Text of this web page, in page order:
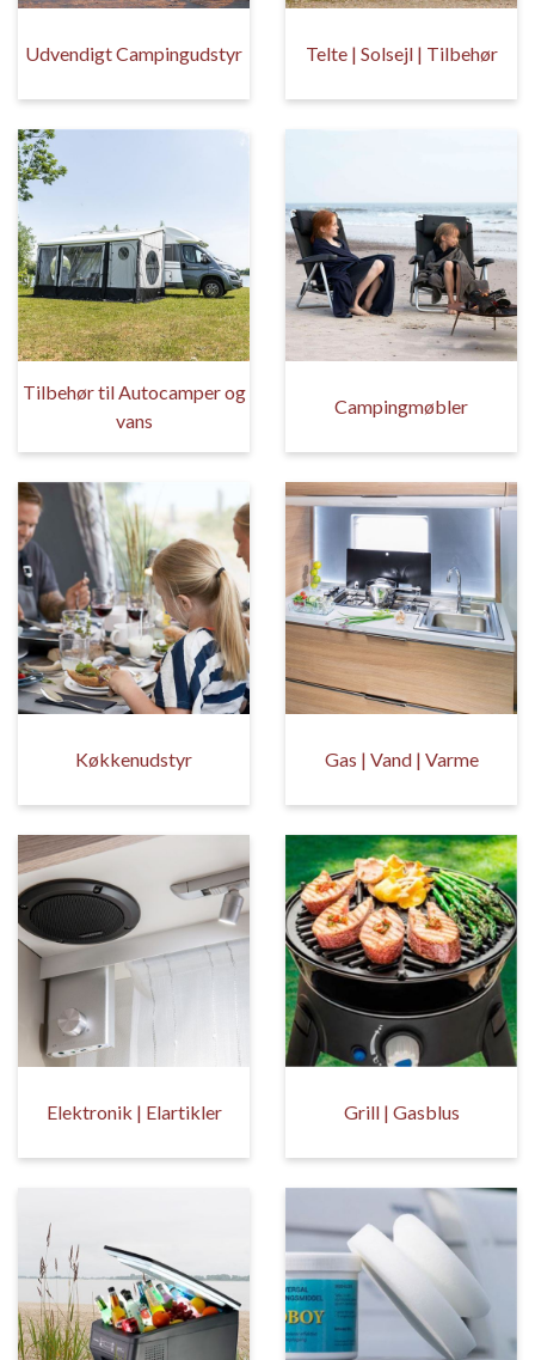
Udvendigt Campingudstyr Telte | Solsejl | Tilbehør
Tilbehør til Autocamper og
vans
Campingmøbler
Køkkenudstyr Gas | Vand | Varme
Elektronik | Elartikler Grill | Gasblus